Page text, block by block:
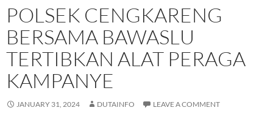
POLSEK CENGKARENG
BERSAMA BAWASLU
TERTIBKAN ALAT PERAGA
KAMPANYE
JANUARY 31, 2024 DUTAINFO LEAVE A COMMENT